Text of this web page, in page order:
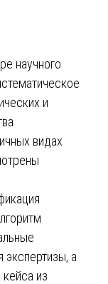
научного
и
видах
экспертизы, а
из